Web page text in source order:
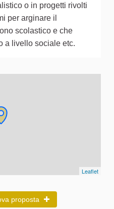
o in progetti rivolti
per arginare il
scolastico e che
a livello sociale etc.
mappa che presenta gli
Leaflet
proposta